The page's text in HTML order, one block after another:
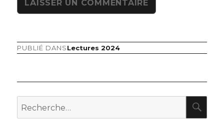
Navigation
l’article
PUBLIÉ DANSLectures 2024
Recherche
pour